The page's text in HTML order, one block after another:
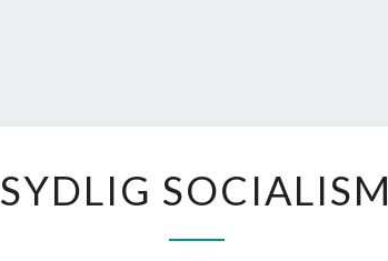
SOCIALISM
SYDLIG SOCIALISM